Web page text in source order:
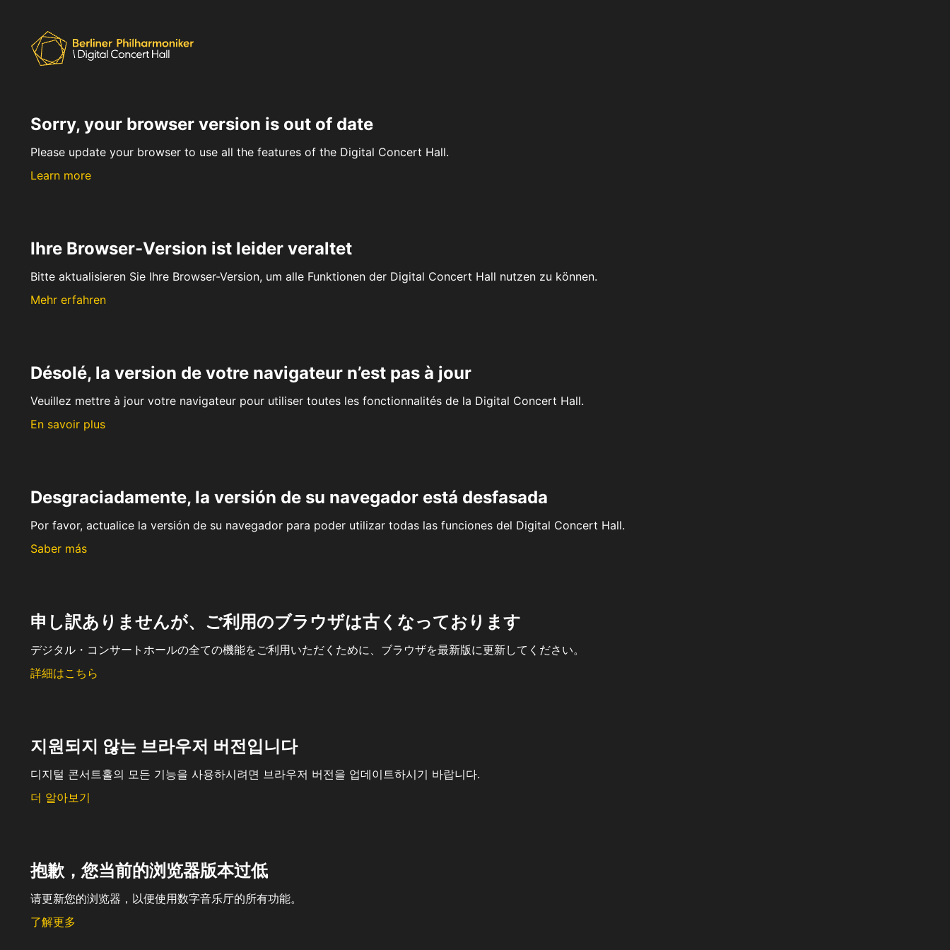
Sorry, your browser version is out of date
Please update your browser to use all the features of the Digital Concert Hall.
Learn more
Ihre Browser-Version ist leider veraltet
Bitte aktualisieren Sie Ihre Browser-Version, um alle Funktionen der Digital Concert Hall nutzen zu können.
Mehr erfahren
Désolé, la version de votre navigateur n’est pas à jour
Veuillez mettre à jour votre navigateur pour utiliser toutes les fonctionnalités de la Digital Concert Hall.
En savoir plus
Desgraciadamente, la versión de su navegador está desfasada
Por favor, actualice la versión de su navegador para poder utilizar todas las funciones del Digital Concert Hall.
Saber más
申し訳ありませんが、ご利用のブラウザは古くなっております
デジタル・コンサートホールの全ての機能をご利用いただくために、ブラウザを最新版に更新してください。
詳細はこちら
지원되지 않는 브라우저 버전입니다
디지털 콘서트홀의 모든 기능을 사용하시려면 브라우저 버전을 업데이트하시기 바랍니다.
더 알아보기
抱歉，您当前的浏览器版本过低
请更新您的浏览器，以便使用数字音乐厅的所有功能。
了解更多